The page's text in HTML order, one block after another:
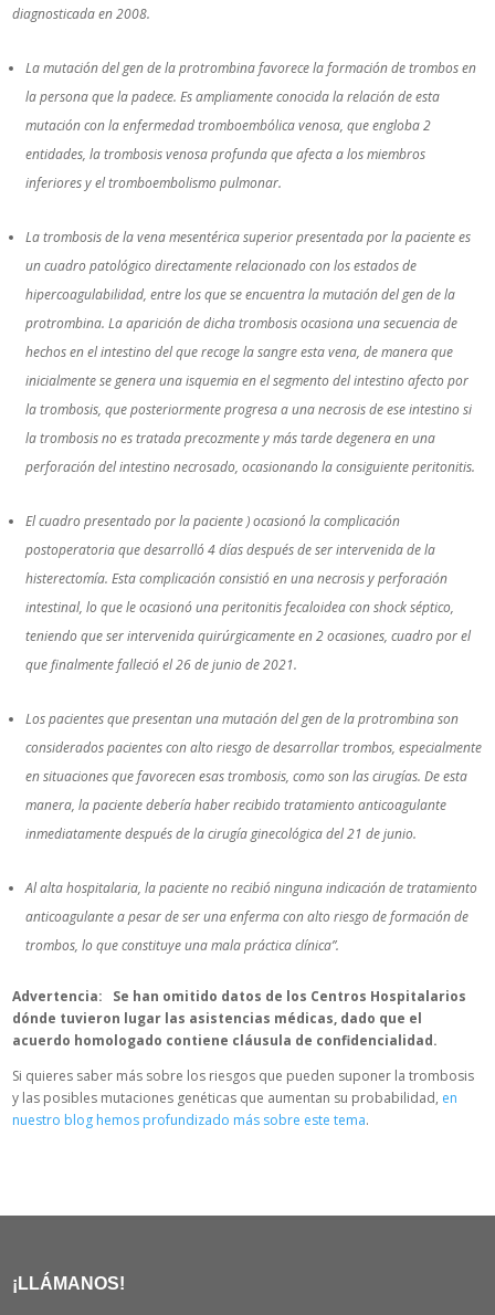
diagnosticada en 2008.
La mutación del gen de la protrombina favorece la formación de trombos en
la persona que la padece. Es ampliamente conocida la relación de esta
mutación con la enfermedad tromboembólica venosa, que engloba 2
entidades, la trombosis venosa profunda que afecta a los miembros
inferiores y el tromboembolismo pulmonar.
La trombosis de la vena mesentérica superior presentada por la paciente es
un cuadro patológico directamente relacionado con los estados de
hipercoagulabilidad, entre los que se encuentra la mutación del gen de la
protrombina. La aparición de dicha trombosis ocasiona una secuencia de
hechos en el intestino del que recoge la sangre esta vena, de manera que
inicialmente se genera una isquemia en el segmento del intestino afecto por
la trombosis, que posteriormente progresa a una necrosis de ese intestino si
la trombosis no es tratada precozmente y más tarde degenera en una
perforación del intestino necrosado, ocasionando la consiguiente peritonitis.
El cuadro presentado por la paciente ) ocasionó la complicación
postoperatoria que desarrolló 4 días después de ser intervenida de la
histerectomía. Esta complicación consistió en una necrosis y perforación
intestinal, lo que le ocasionó una peritonitis fecaloidea con shock séptico,
teniendo que ser intervenida quirúrgicamente en 2 ocasiones, cuadro por el
que finalmente falleció el 26 de junio de 2021.
Los pacientes que presentan una mutación del gen de la protrombina son
considerados pacientes con alto riesgo de desarrollar trombos, especialmente
en situaciones que favorecen esas trombosis, como son las cirugías. De esta
manera, la paciente debería haber recibido tratamiento anticoagulante
inmediatamente después de la cirugía ginecológica del 21 de junio.
Al alta hospitalaria, la paciente no recibió ninguna indicación de tratamiento
anticoagulante a pesar de ser una enferma con alto riesgo de formación de
trombos, lo que constituye una mala práctica clínica”.
Advertencia: Se han omitido datos de los Centros Hospitalarios
dónde tuvieron lugar las asistencias médicas, dado que el
acuerdo homologado contiene cláusula de confidencialidad.
Si quieres saber más sobre los riesgos que pueden suponer la trombosis
y las posibles mutaciones genéticas que aumentan su probabilidad, en
nuestro blog hemos profundizado más sobre este tema.
¡LLÁMANOS!